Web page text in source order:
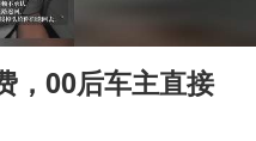
一杯奶茶”又爆单了
，00后车主直接